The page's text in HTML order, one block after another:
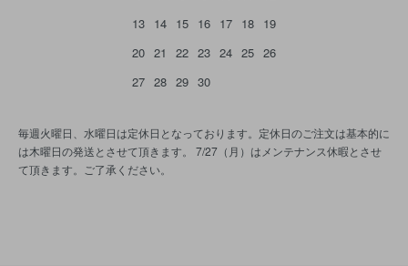
13 14 15 16 17 18 19
20 21 22 23 24 25 26
27 28 29 30
毎週火曜日、水曜日は定休日となっております。定休日のご注文は基本的に
は木曜日の発送とさせて頂きます。 7/27（月）はメンテナンス休暇とさせ
て頂きます。ご了承ください。